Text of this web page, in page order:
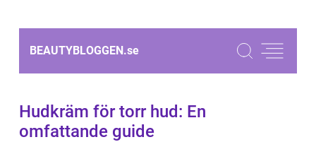
BEAUTYBLOGGEN.se
Hudkräm för torr hud: En
omfattande guide